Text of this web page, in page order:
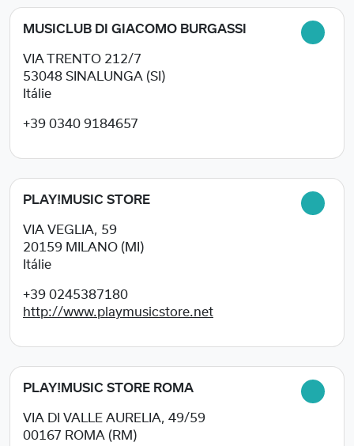
MUSICLUB DI GIACOMO BURGASSI
VIA TRENTO 212/7
53048 SINALUNGA (SI)
Itálie
+39 0340 9184657
PLAY!MUSIC STORE
VIA VEGLIA, 59
20159 MILANO (MI)
Itálie
+39 0245387180
http://www.playmusicstore.net
PLAY!MUSIC STORE ROMA
VIA DI VALLE AURELIA, 49/59
00167 ROMA (RM)